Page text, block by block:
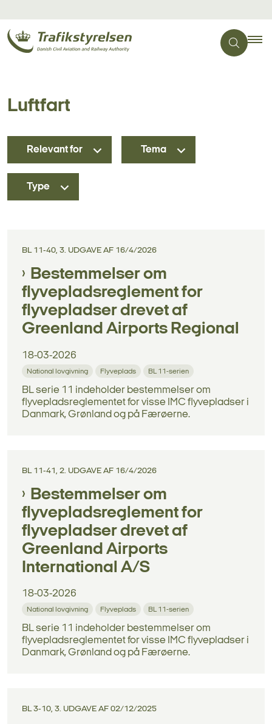
Luftfart
Relevant for Tema
Type
BL 11-40, 3. UDGAVE AF 16/4/2026
Bestemmelser om
flyvepladsreglement for
flyvepladser drevet af
Greenland Airports Regional
18-03-2026
National lovgivning Flyveplads BL 11-serien
BL serie 11 indeholder bestemmelser om
flyvepladsreglementet for visse IMC flyvepladser i
Danmark, Grønland og på Færøerne.
BL 11-41, 2. UDGAVE AF 16/4/2026
Bestemmelser om
flyvepladsreglement for
flyvepladser drevet af
Greenland Airports
International A/S
18-03-2026
National lovgivning Flyveplads BL 11-serien
BL serie 11 indeholder bestemmelser om
flyvepladsreglementet for visse IMC flyvepladser i
Danmark, Grønland og på Færøerne.
BL 3-10, 3. UDGAVE AF 02/12/2025